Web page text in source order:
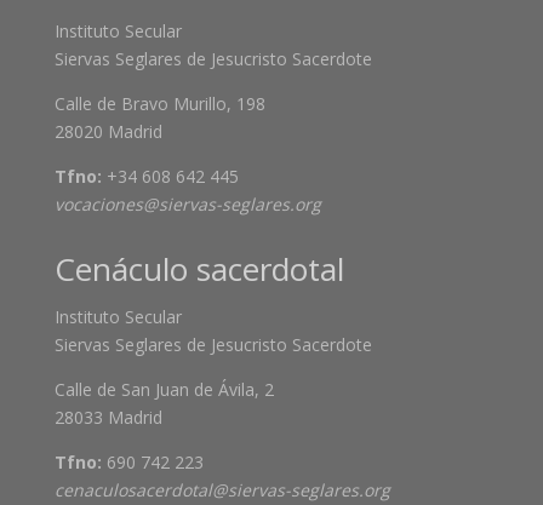
Instituto Secular
Siervas Seglares de Jesucristo Sacerdote
Calle de Bravo Murillo, 198
28020 Madrid
Tfno: +34 608 642 445
vocaciones@siervas-seglares.org
Cenáculo sacerdotal
Instituto Secular
Siervas Seglares de Jesucristo Sacerdote
Calle de San Juan de Ávila, 2
28033 Madrid
Tfno: 690 742 223
cenaculosacerdotal@siervas-seglares.org